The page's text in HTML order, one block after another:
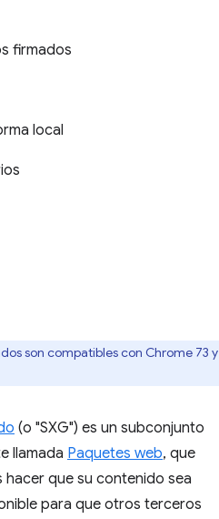
firmados
local
son compatibles con Chrome 73 y
(o "SXG") es un subconjunto
llamada Paquetes web, que
que su contenido sea
para que otros terceros